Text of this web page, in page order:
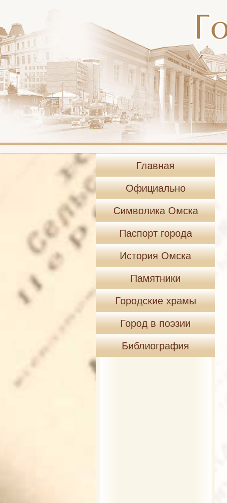
Главная
Официально
Символика Омска
Паспорт города
История Омска
Памятники
Городские храмы
Город в поэзии
Библиография